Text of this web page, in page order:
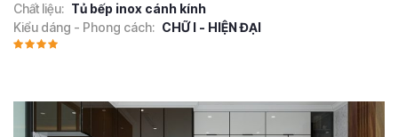
Chất liệu: Tủ bếp inox cánh kính
Kiểu dáng - Phong cách: CHỮ I - HIỆN ĐẠI